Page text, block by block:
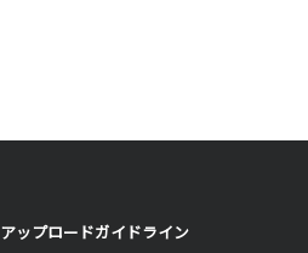
アップロードガイドライン